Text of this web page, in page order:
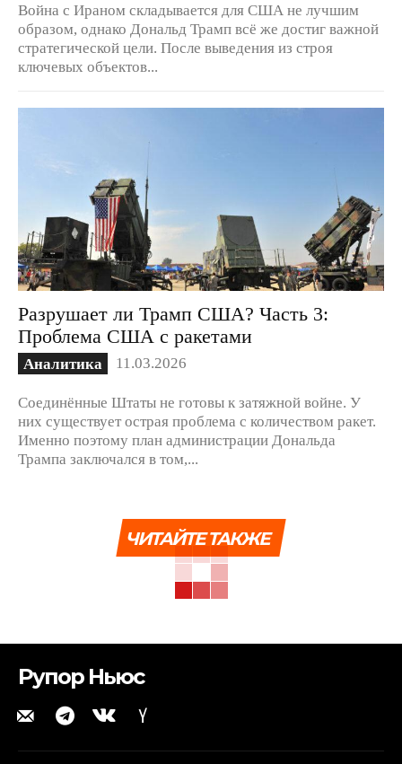
Война с Ираном складывается для США не лучшим
образом, однако Дональд Трамп всё же достиг важной
стратегической цели. После выведения из строя
ключевых объектов...
Разрушает ли Трамп США? Часть 3:
Проблема США с ракетами
Аналитика 11.03.2026
Соединённые Штаты не готовы к затяжной войне. У
них существует острая проблема с количеством ракет.
Именно поэтому план администрации Дональда
Трампа заключался в том,...
ЧИТАЙТЕ ТАКЖЕ
Рупор Ньюс